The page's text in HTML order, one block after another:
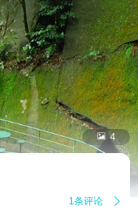
 4
1条评论 